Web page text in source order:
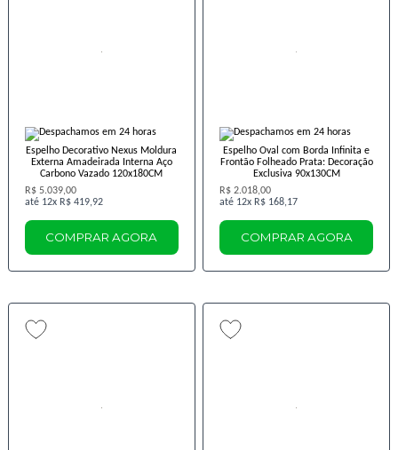
Espelho Decorativo Nexus Moldura
Externa Amadeirada Interna Aço
Carbono Vazado 120x180CM
R$ 5.039,00
12x R$ 419,92
COMPRAR AGORA
Espelho Oval com Borda Infinita e
Frontão Folheado Prata: Decoração
Exclusiva 90x130CM
R$ 2.018,00
12x R$ 168,17
COMPRAR AGORA